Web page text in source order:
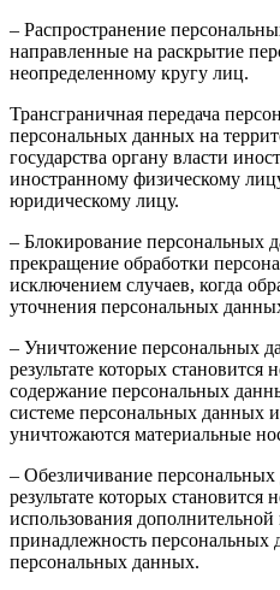
– Распространение
направленные на раскрытие
неопределенному кругу лиц.
Трансграничная передача
персональных данных на
государства органу власти
иностранному физическому
юридическому лицу.
– Блокирование персональных
прекращение обработки
исключением случаев, когда
уточнения персональных
– Уничтожение персональных
результате которых
содержание персональных
системе персональных данных
уничтожаются материальные
– Обезличивание
результате которых становится
использования
принадлежность персональных
персональных данных.